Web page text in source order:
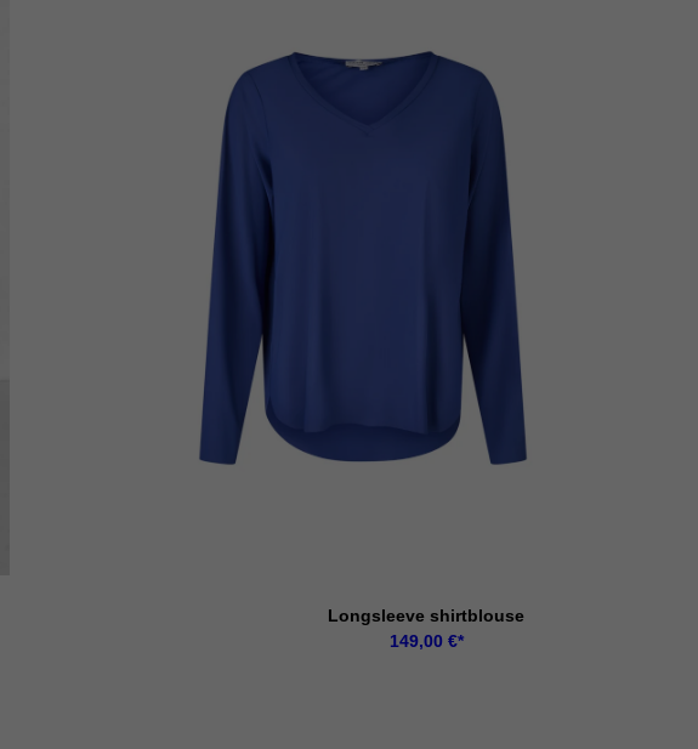
Longsleeve shirtblouse
149,00 €